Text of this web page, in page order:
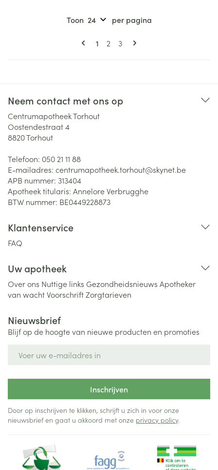
Pagina's
U lees momenteel pagina
1 Pagina
2 Pagina
3
Toon per pagina
Neem contact met ons op
Centrumapotheek Torhout
Oostendestraat 4
8820Torhout
Telefoon: 050 21 11 88
E-mailadres: centrumapotheek.torhout@skynet.be
APB nummer: 313404
Apotheek titularis: Annelore Verbrugghe
BTW nummer: BE0449228873
Klantenservice
FAQ
Uw apotheek
Over ons Nuttige links Gezondheidsnieuws Apotheker
van wachtVoorschriftZorgtarieven
Nieuwsbrief
Blijf op de hoogte van nieuwe producten en promoties
Inschrijven
Door op inschrijven te klikken, schrijft u zich in voor onze
nieuwsbrief en gaat u akkoord met onze privacy policy.